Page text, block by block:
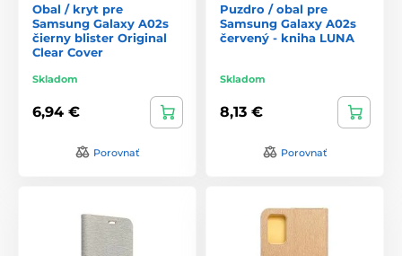
Obal / kryt pre
Samsung Galaxy A02s
čierny blister Original
Clear Cover
Skladom
6,94 €
Porovnať
Puzdro / obal pre
Samsung Galaxy A02s
červený - kniha LUNA
Skladom
8,13 €
Porovnať